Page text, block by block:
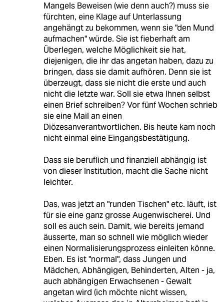
Mangels Beweisen (wie denn auch?) muss sie
fürchten, eine Klage auf Unterlassung
angehängt zu bekommen, wenn sie "den Mund
aufmachen" würde. Sie ist fieberhaft am
Überlegen, welche Möglichkeit sie hat,
diejenigen, die ihr das angetan haben, dazu zu
bringen, dass sie damit aufhören. Denn sie ist
überzeugt, dass sie nicht die erste und auch
nicht die letzte war. Soll sie etwa Ihnen selbst
einen Brief schreiben? Vor fünf Wochen schrieb
sie eine Mail an einen
Diözesanverantwortlichen. Bis heute kam noch
nicht einmal eine Eingangsbestätigung.
Dass sie beruflich und finanziell abhängig ist
von dieser Institution, macht die Sache nicht
leichter.
Das, was jetzt an "runden Tischen" etc. läuft, ist
für sie eine ganz grosse Augenwischerei. Und
soll es auch sein. Damit, wie bereits jemand
äusserte, man so schnell wie möglich wieder
einen Normalisierungsprozess einleiten könne.
Eben. Es ist "normal", dass Jungen und
Mädchen, Abhängigen, Behinderten, Alten - ja,
auch abhängigen Erwachsenen - Gewalt
angetan wird (ich möchte nicht wissen,